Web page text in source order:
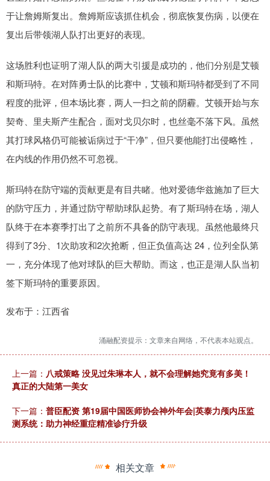
于让詹姆斯复出。詹姆斯应该抓住机会，彻底恢复伤病，以便在
复出后带领湖人队打出更好的表现。
这场胜利也证明了湖人队的两大引援是成功的，他们分别是艾顿
和斯玛特。在对阵勇士队的比赛中，艾顿和斯玛特都受到了不同
程度的批评，但本场比赛，两人一扫之前的阴霾。艾顿开始与东
契奇、里夫斯产生配合，面对戈贝尔时，也丝毫不落下风。虽然
其打球风格仍可能被诟病过于“干净”，但只要他能打出侵略性，
在内线的作用仍然不可忽视。
斯玛特在防守端的贡献更是有目共睹。他对爱德华兹施加了巨大
的防守压力，并通过防守帮助球队起势。有了斯玛特在场，湖人
队终于在本赛季打出了之前所不具备的防守表现。虽然他最终只
得到了3分、1次助攻和2次抢断，但正负值高达 24，位列全队第
一，充分体现了他对球队的巨大帮助。而这，也正是湖人队当初
签下斯玛特的重要原因。
发布于：江西省
涌融配资提示：文章来自网络，不代表本站观点。
上一篇： 八戒策略 没见过朱琳本人，就不会理解她究竟有多美！
真正的大陆第一美女
下一篇： 普臣配资 第19届中国医师协会神外年会|英泰力颅内压监
测系统：助力神经重症精准诊疗升级
相关文章